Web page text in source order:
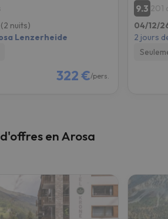
(2 nuits)
Lenzerheide
322 €/pers.
9.3 201
04/12/
2 jours
en Arosa